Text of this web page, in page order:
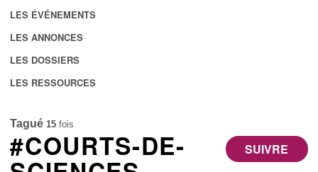
LES ÉVÉNEMENTS
LES ANNONCES
LES DOSSIERS
LES RESSOURCES
Tagué 15 fois
SUIVRE
#COURTS-DE-